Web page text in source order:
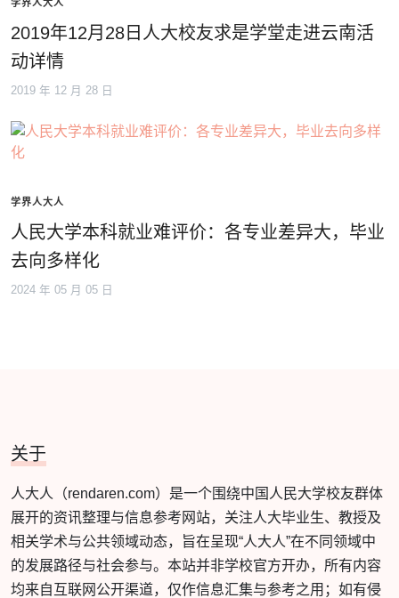
学界人大人
2019年12月28日人大校友求是学堂走进云南活
动详情
2019 年 12 月 28 日
学界人大人
人民大学本科就业难评价：各专业差异大，毕业
去向多样化
2024 年 05 月 05 日
关于
人大人（rendaren.com）是一个围绕中国人民大学校友群体
展开的资讯整理与信息参考网站，关注人大毕业生、教授及
相关学术与公共领域动态，旨在呈现“人大人”在不同领域中
的发展路径与社会参与。本站并非学校官方开办，所有内容
均来自互联网公开渠道，仅作信息汇集与参考之用；如有侵